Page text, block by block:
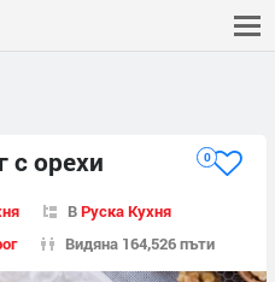
с орехи 0
ВРуска Кухня
Видяна 164,526 пъти